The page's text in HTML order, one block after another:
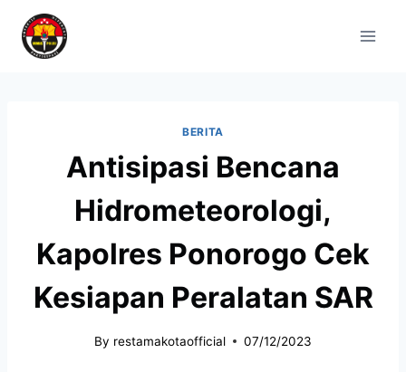
BERITA
Antisipasi Bencana
Hidrometeorologi,
Kapolres Ponorogo Cek
Kesiapan Peralatan SAR
By restamakotaofficial 07/12/2023